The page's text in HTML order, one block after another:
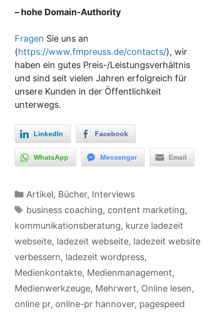
– hohe Domain-Authority
Fragen Sie uns an
(https://www.fmpreuss.de/contacts/), wir
haben ein gutes Preis-/Leistungsverhältnis
und sind seit vielen Jahren erfolgreich für
unsere Kunden in der Öffentlichkeit
unterwegs.
LinkedIn Facebook
WhatsApp Messenger Email
Kategorien
Artikel, Bücher, Interviews
Schlagwörter
business coaching, content marketing,
kommunikationsberatung, kurze ladezeit
webseite, ladezeit webseite, ladezeit website
verbessern, ladezeit wordpress,
Medienkontakte, Medienmanagement,
Medienwerkzeuge, Mehrwert, Online lesen,
online pr, online-pr hannover, pagespeed